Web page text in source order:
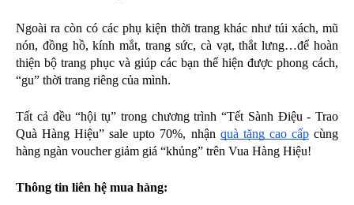
Ngoài ra còn có các phụ kiện thời trang khác như túi xách, mũ
nón, đồng hồ, kính mắt, trang sức, cà vạt, thắt lưng…để hoàn
thiện bộ trang phục và giúp các bạn thể hiện được phong cách,
“gu” thời trang riêng của mình.
Tất cả đều “hội tụ” trong chương trình “Tết Sành Điệu - Trao
Quà Hàng Hiệu” sale upto 70%, nhận quà tặng cao cấp cùng
hàng ngàn voucher giảm giá “khủng” trên Vua Hàng Hiệu!
Thông tin liên hệ mua hàng: